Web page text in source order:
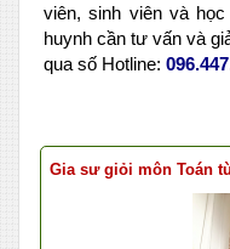
viên, sinh viên và
huynh cần tư vấn và
qua số Hotline:
Gia sư giỏi môn Toán